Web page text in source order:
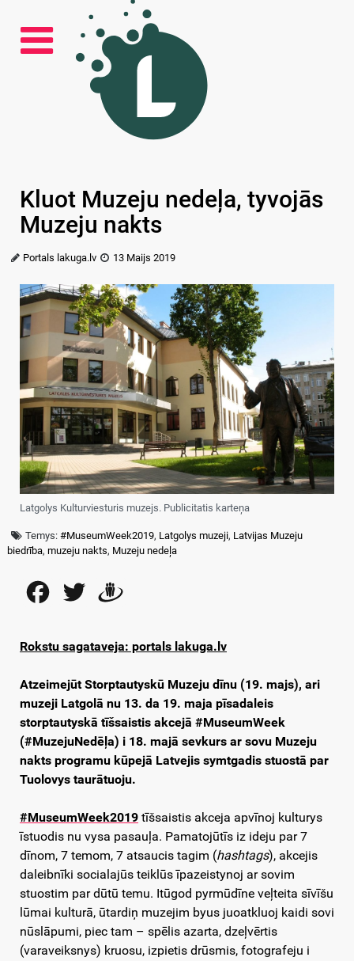
Kluot Muzeju nedeļa, tyvojās
Muzeju nakts
Portals lakuga.lv 13 Maijs 2019
Latgolys Kulturviesturis muzejs. Publicitatis karteņa
Temys:#MuseumWeek2019, Latgolys muzeji, Latvijas Muzeju
biedrība, muzeju nakts, Muzeju nedeļa
FacebookTwitter
Rokstu sagataveja: portals lakuga.lv
Atzeimejūt Storptautyskū Muzeju dīnu (19. majs), ari
muzeji Latgolā nu 13. da 19. maja pīsadaleis
storptautyskā tīšsaistis akcejā #MuseumWeek
(#MuzejuNedēļa) i 18. majā sevkurs ar sovu Muzeju
nakts programu kūpejā Latvejis symtgadis stuostā par
Tuolovys taurātuoju.
#MuseumWeek2019 tīšsaistis akceja apvīnoj kulturys
īstuodis nu vysa pasauļa. Pamatojūtīs iz ideju par 7
dīnom, 7 temom, 7 atsaucis tagim (hashtags), akcejis
daleibnīki socialajūs teiklūs īpazeistynoj ar sovim
stuostim par dūtū temu. Itūgod pyrmūdīne veļteita sīvīšu
lūmai kulturā, ūtardiņ muzejim byus juoatkluoj kaidi sovi
nūslāpumi, piec tam – spēlis azarta, dzeļvērtis
(varaveiksnys) kruosu, izpietis drūsmis, fotografeju i